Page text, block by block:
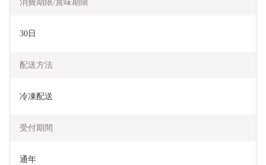
消費期限/賞味期限
30日
配送方法
冷凍配送
受付期間
通年